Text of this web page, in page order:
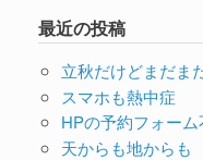
最近の投稿
立秋だけどまだま
スマホも熱中症
HPの予約フォー
天からも地からも